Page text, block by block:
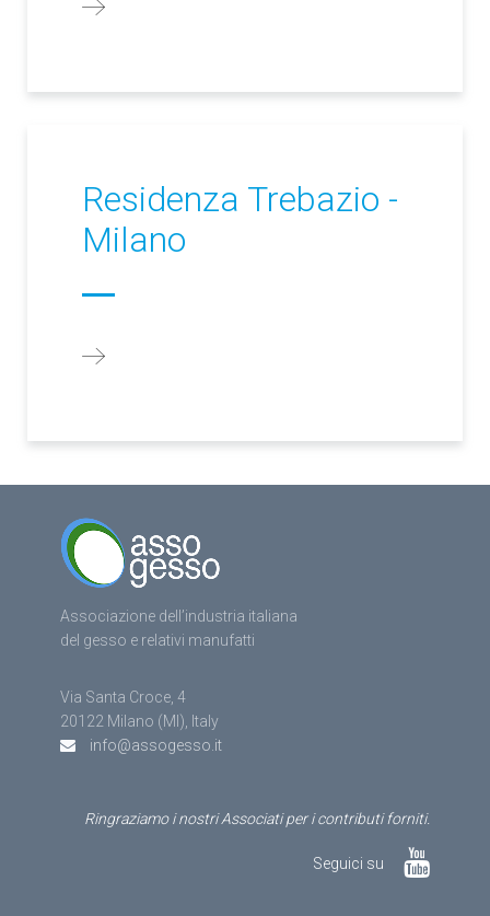
Residenza Trebazio -
Milano
Associazione dell’industria italiana
del gesso e relativi manufatti
Via Santa Croce, 4
20122 Milano (MI), Italy
info@assogesso.it
Ringraziamo i nostri Associati per i contributi forniti.
Seguici su